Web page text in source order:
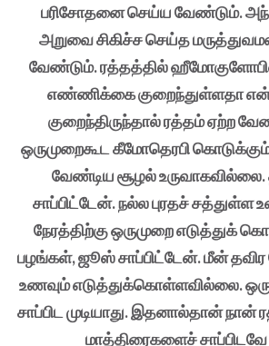
பரிசோதனை செய்ய வேண்டும்.
அறுவை சிகிச்ச செய்த
வேண்டும். ரத்தத்தில்
எண்ணிக்கை குறைந்துள்ளதா
குறைந்திருந்தால் ரத்தம் ஏற்ற
ஒருமுறைகூட கீமோதெரபி
வேண்டிய சூழல் உருவாகவில்லை.
சாப்பிட்டேன். நல்ல புரதச்
நேரத்திற்கு ஒருமுறை எடுத்துக்
பழங்கள், ஜூஸ் சாப்பிட்டேன். மீன்
உணவும் எடுத்துக்கொள்ளவில்லை. ஒரு
சாப்பிட முடியாது. இதனால்தான் நான்
மாத்திரைகளைச்